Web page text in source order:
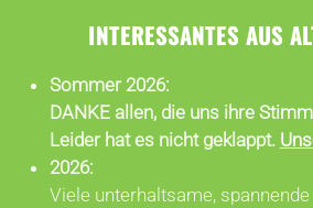
INTERESSANTES AUS
Sommer 2026:
DANKE allen, die uns ihre
Leider hat es nicht geklappt.
2026:
Viele unterhaltsame,